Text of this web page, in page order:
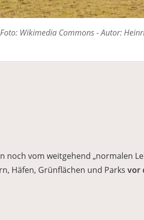
Wikimedia Commons - Autor:
noch vom weitgehend „normalen
Häfen, Grünflächen und Parks vor